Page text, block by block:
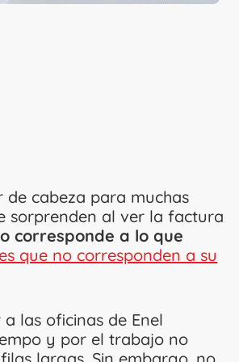
de cabeza para muchas
sorprenden al ver la factura
corresponde a lo que
que no corresponden a su
las oficinas de Enel
y por el trabajo no